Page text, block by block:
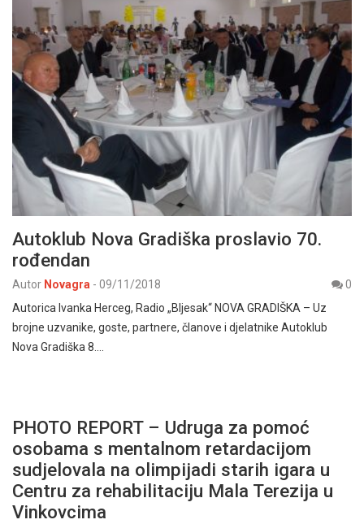
Autoklub Nova Gradiška proslavio 70.
rođendan
Autor Novagra - 09/11/2018
0
Autorica Ivanka Herceg, Radio „Bljesak“ NOVA GRADIŠKA – Uz
brojne uzvanike, goste, partnere, članove i djelatnike Autoklub
Nova Gradiška 8.…
PHOTO REPORT – Udruga za pomoć
osobama s mentalnom retardacijom
sudjelovala na olimpijadi starih igara u
Centru za rehabilitaciju Mala Terezija u
Vinkovcima